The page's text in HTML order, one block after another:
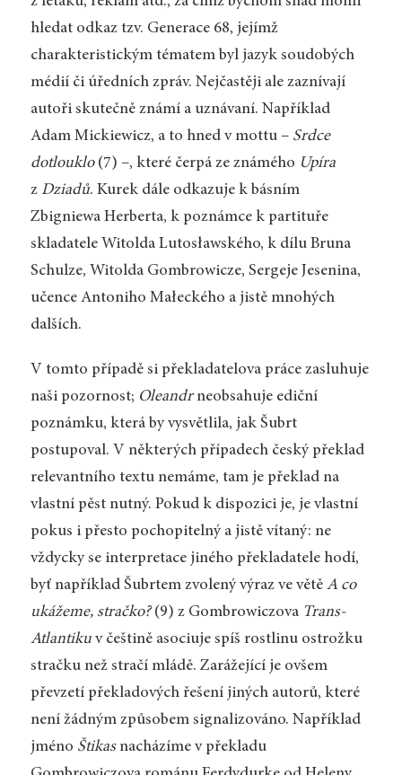
hledat odkaz tzv. Generace 68, jejímž
charakteristickým tématem byl jazyk soudobých
médií či úředních zpráv. Nejčastěji ale zaznívají
autoři skutečně známí a uznávaní. Například
Adam Mickiewicz, a to hned v mottu – Srdce
dotlouklo(7) –, které čerpá ze známého Upíra
z Dziadů. Kurek dále odkazuje k básním
Zbigniewa Herberta, k poznámce k partituře
skladatele Witolda Lutosławského, k dílu Bruna
Schulze, Witolda Gombrowicze, Sergeje Jesenina,
učence Antoniho Małeckého a jistě mnohých
dalších.
V tomto případě si překladatelova práce zasluhuje
naši pozornost; Oleandrneobsahuje ediční
poznámku, která by vysvětlila, jak Šubrt
postupoval. V některých případech český překlad
relevantního textu nemáme, tam je překlad na
vlastní pěst nutný. Pokud k dispozici je, je vlastní
pokus i přesto pochopitelný a jistě vítaný: ne
vždycky se interpretace jiného překladatele hodí,
byť například Šubrtem zvolený výraz ve větě A co
ukážeme, stračko?(9) z Gombrowiczova Trans-
Atlantikuv češtině asociuje spíš rostlinu ostrožku
stračku než stračí mládě. Zarážející je ovšem
převzetí překladových řešení jiných autorů, které
není žádným způsobem signalizováno. Například
jméno Štikasnacházíme v překladu